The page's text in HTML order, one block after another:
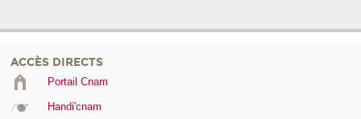
ACCÈS DIRECTS
Portail Cnam
Handi'cnam